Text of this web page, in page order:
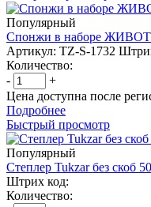
Популярный
Спонжи в наборе
Артикул: TZ-S-1732
Количество:
-
+
Цена доступна после
Подробнее
Быстрый просмотр
Популярный
Степлер Tukzar без скоб
Штрих код:
Количество: